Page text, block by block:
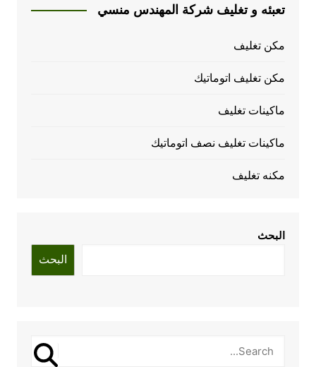
تعبئه و تغليف شركة المهندس منسي
مكن تغليف
مكن تغليف اتوماتيك
ماكينات تغليف
ماكينات تغليف نصف اتوماتيك
مكنه تغليف
البحث
البحث